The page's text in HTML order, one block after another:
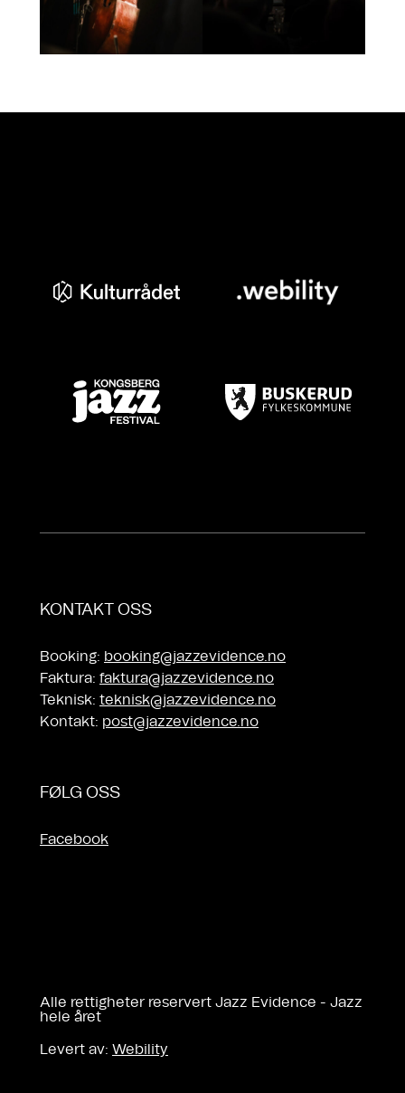
KONTAKT OSS
Booking: booking@jazzevidence.no
Faktura: faktura@jazzevidence.no
Teknisk: teknisk@jazzevidence.no
Kontakt: post@jazzevidence.no
FØLG OSS
Facebook
Alle rettigheter reservert Jazz Evidence - Jazz
hele året
Levert av: Webility